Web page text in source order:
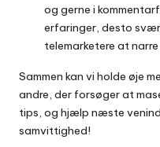
og gerne i
erfaringer, desto
telemarketere at
Sammen kan vi holde øje
andre, der forsøger at
tips, og hjælp næste
samvittighed!